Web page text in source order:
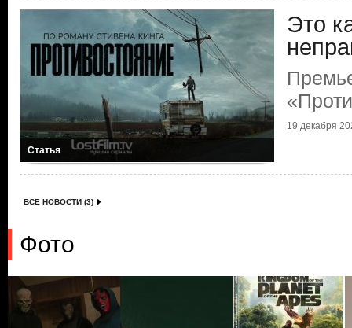
Статья
Это
19 декабря
ВСЕ НОВОСТИ (3)
Фото